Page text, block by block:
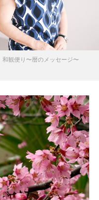
和観便り〜暦のメッセージ〜